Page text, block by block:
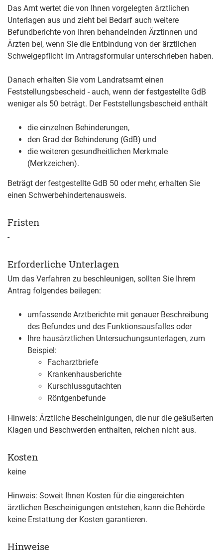
Das Amt wertet die von Ihnen vorgelegten ärztlichen
Unterlagen aus und zieht bei Bedarf auch weitere
Befundberichte von Ihren behandelnden Ärztinnen und
Ärzten bei, wenn Sie die Entbindung von der ärztlichen
Schweigepflicht im Antragsformular unterschrieben haben.
Danach erhalten Sie vom Landratsamt einen
Feststellungsbescheid - auch, wenn der festgestellte GdB
weniger als 50 beträgt. Der Feststellungsbescheid enthält
die einzelnen Behinderungen,
den Grad der Behinderung (GdB) und
die weiteren gesundheitlichen Merkmale
(Merkzeichen).
Beträgt der festgestellte GdB 50 oder mehr, erhalten Sie
einen Schwerbehindertenausweis.
Fristen
-
Erforderliche Unterlagen
Um das Verfahren zu beschleunigen, sollten Sie Ihrem
Antrag folgendes beilegen:
umfassende Arztberichte mit genauer Beschreibung
des Befundes und des Funktionsausfalles oder
Ihre hausärztlichen Untersuchungsunterlagen, zum
Beispiel:
Facharztbriefe
Krankenhausberichte
Kurschlussgutachten
Röntgenbefunde
Hinweis: Ärztliche Bescheinigungen, die nur die geäußerten
Klagen und Beschwerden enthalten, reichen nicht aus.
Kosten
keine
Hinweis: Soweit Ihnen Kosten für die eingereichten
ärztlichen Bescheinigungen entstehen, kann die Behörde
keine Erstattung der Kosten garantieren.
Hinweise